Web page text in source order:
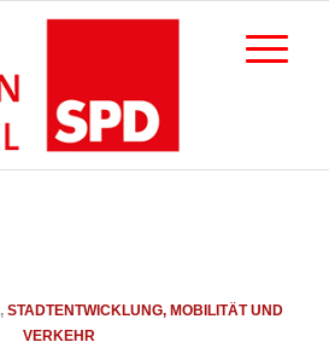
,STADTENTWICKLUNG, MOBILITÄT UND
VERKEHR